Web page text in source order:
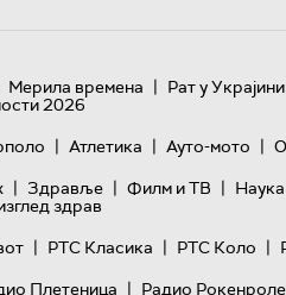
Мерила времена | Рат у Украјини
2026
| Атлетика | Ауто-мото |
| Здравље | Филм и ТВ | Наука
здрав
| РТС Класика | РТС Коло |
Плетеница | Радио